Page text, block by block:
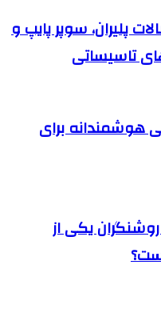
پلیران، سوپر پایپ و
تاسیساتی
هوشمندانه برای
یکی از